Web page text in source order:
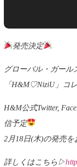
発売決定
グローバル・ガール
「H&M♡NiziU」コ
H&M公式Twitter,
信予定
2月18日(木)の発売を
詳しくはこちら▷